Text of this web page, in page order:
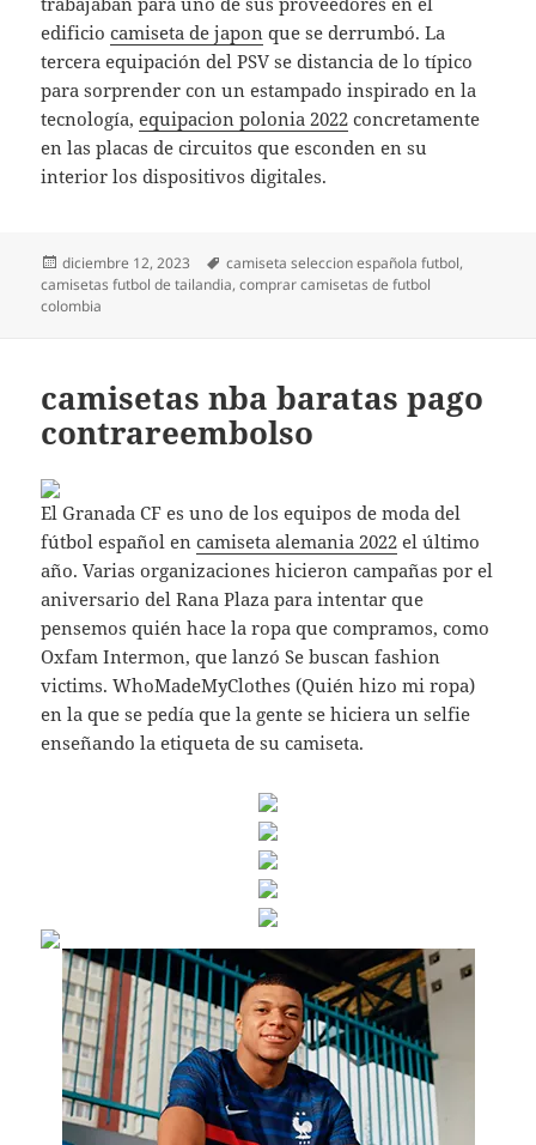
edificiocamiseta de japon que se derrumbó. La
tercera equipación del PSV se distancia de lo típico
para sorprender con un estampado inspirado en la
tecnología,equipacion polonia 2022 concretamente
en las placas de circuitos que esconden en su
interior los dispositivos digitales.
Publicado
el
diciembre 12, 2023 Etiquetas
camiseta seleccion española futbol,
camisetas futbol de tailandia,comprar camisetas de futbol
colombia
camisetas nba baratas pago
contrareembolso
El Granada CF es uno de los equipos de moda del
fútbol español encamiseta alemania 2022 el último
año. Varias organizaciones hicieron campañas por el
aniversario del Rana Plaza para intentar que
pensemos quién hace la ropa que compramos, como
Oxfam Intermon, que lanzó Se buscan fashion
victims. WhoMadeMyClothes (Quién hizo mi ropa)
en la que se pedía que la gente se hiciera un selfie
enseñando la etiqueta de su camiseta.